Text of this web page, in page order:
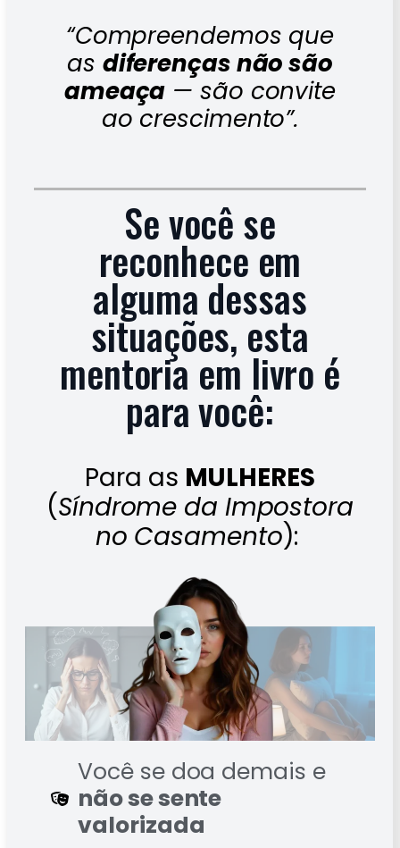
“Compreendemos que
as diferenças não são
ameaça — são convite
ao crescimento”.
Se você se
reconhece em
alguma dessas
situações, esta
mentoria em livro é
para você:
Para as MULHERES
(Síndrome da Impostora
no Casamento):
Você se doa demais e
não se sente
valorizada